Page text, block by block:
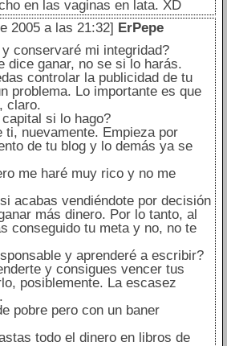
en las vaginas en lata. XD
2005 a las 21:32] ErPepe
conservaré mi integridad?
dice ganar, no se si lo harás.
controlar la publicidad de tu
problema. Lo importante es que
claro.
si lo hago?
ti, nuevamente. Empieza por
de tu blog y lo demás ya se
me haré muy rico y no me
acabas vendiéndote por decisión
más dinero. Por lo tanto, al
conseguido tu meta y no, no te
y aprenderé a escribir?
y consigues vencer tus
posiblemente. La escasez
pobre pero con un baner
todo el dinero en libros de